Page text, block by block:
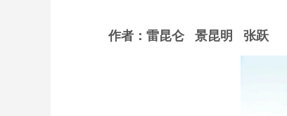
作者：雷昆仑 景昆明 张跃